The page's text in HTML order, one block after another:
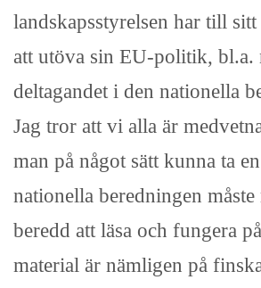
landskapsstyrelsen har till
att utöva sin EU-politik, bl.a.
deltagandet i den nationella
Jag tror att vi alla är
man på något sätt kunna ta
nationella beredningen måste
beredd att läsa och fungera
material är nämligen på